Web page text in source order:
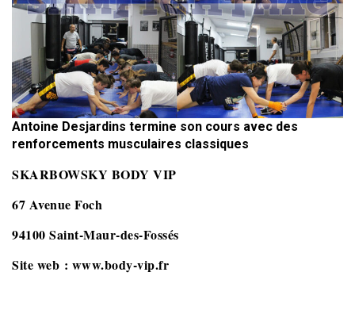
Antoine Desjardins termine son cours avec des
renforcements musculaires classiques
SKARBOWSKY BODY VIP
67 Avenue Foch
94100 Saint-Maur-des-Fossés
Site web : www.body-vip.fr